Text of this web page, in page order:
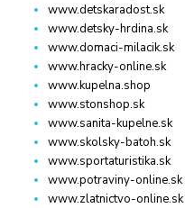
www.detskaradost.sk
www.detsky-hrdina.sk
www.domaci-milacik.sk
www.hracky-online.sk
www.kupelna.shop
www.stonshop.sk
www.sanita-kupelne.sk
www.skolsky-batoh.sk
www.sportaturistika.sk
www.potraviny-online.sk
www.zlatnictvo-online.sk